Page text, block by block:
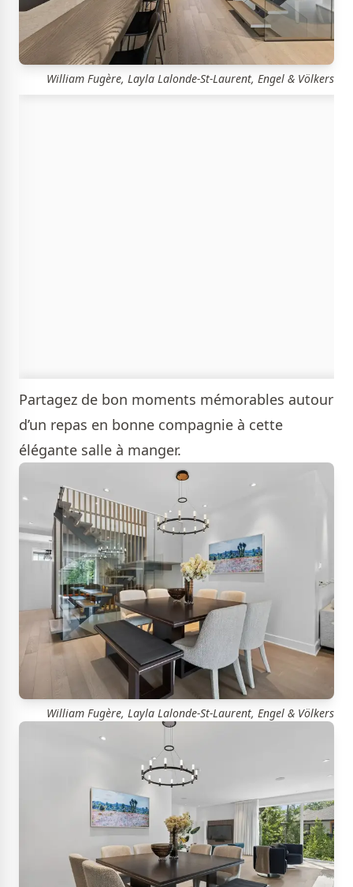
William Fugère, Layla Lalonde-St-Laurent, Engel & Völkers
Partagez de bon moments mémorables autour
d’un repas en bonne compagnie à cette
élégante salle à manger.
William Fugère, Layla Lalonde-St-Laurent, Engel & Völkers